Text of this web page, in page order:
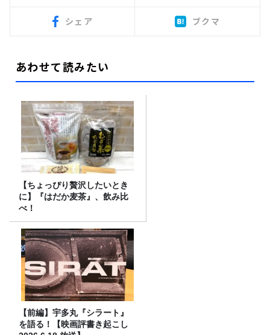
シェア ブクマ
あわせて読みたい
【ちょっぴり贅沢したいとき
に】『はだか麦茶』、飲み比
べ！
【前編】宇多丸『シラート』
を語る！【映画評書き起こし